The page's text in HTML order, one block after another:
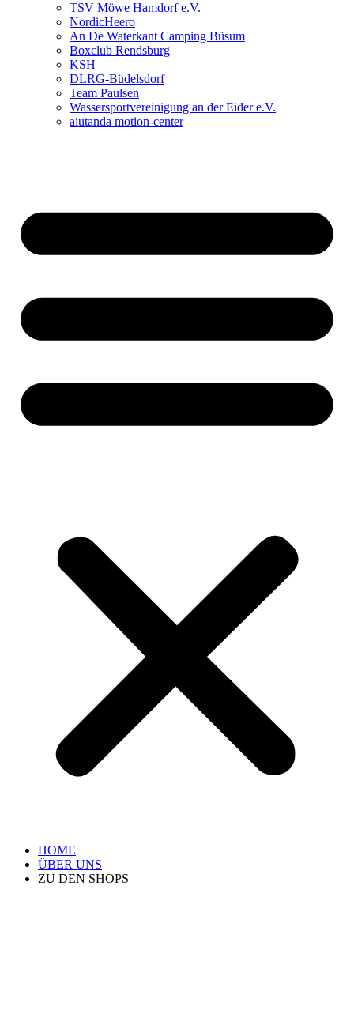
TSV Möwe Hamdorf e.V.
NordicHeero
An De Waterkant Camping Büsum
Boxclub Rendsburg
KSH
DLRG-Büdelsdorf
Team Paulsen
Wassersportvereinigung an der Eider e.V.
aiutanda motion-center
HOME
ÜBER UNS
ZU DEN SHOPS